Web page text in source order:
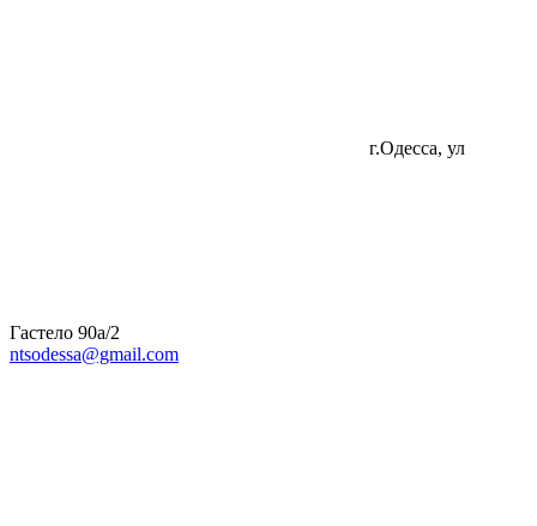
г.Одесса, ул
Гастело 90а/2
ntsodessa@gmail.com